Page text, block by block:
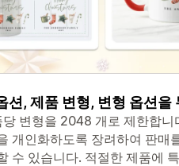
션, 제품 변형, 변형 옵션을
변형을 2048 개로 제한합니
개인화하도록 장려하여 판매
수 있습니다. 적절한 제품에